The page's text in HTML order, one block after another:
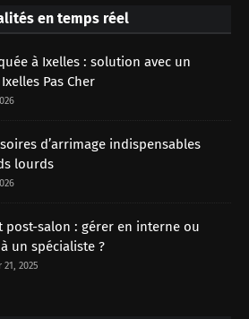
en temps réel
à Ixelles : solution avec un
Pas Cher
d’arrimage indispensables
lourds
post-salon : gérer en interne ou
un spécialiste ?
2025